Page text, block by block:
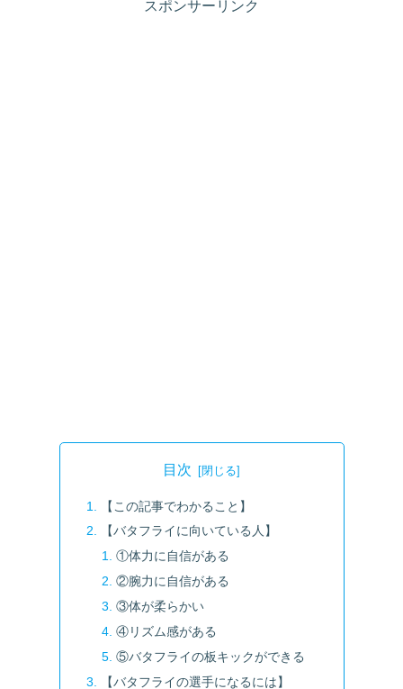
スポンサーリンク
目次
【この記事でわかること】
【バタフライに向いている人】
①体力に自信がある
②腕力に自信がある
③体が柔らかい
④リズム感がある
⑤バタフライの板キックができる
【バタフライの選手になるには】